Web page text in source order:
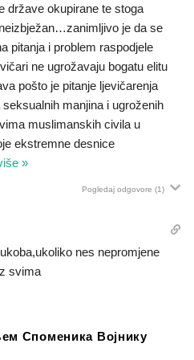
države okupirane te stoga
je da se
pitanja i problem raspodjele
ne ugrožavaju bogatu elitu
pošto je pitanje ljevičarenja
manjina i ugroženih
muslimanskih civila u
ekstremne desnice
»
Pogledaj odgovore (1)
nes nepromjene
svima
Споменика Војнику